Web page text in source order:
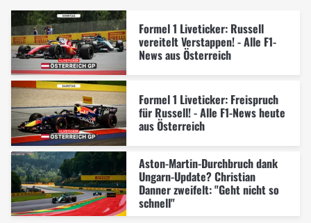
Formel 1 Liveticker: Russell
vereitelt Verstappen! - Alle F1-
News aus Österreich
Formel 1 Liveticker: Freispruch
für Russell! - Alle F1-News heute
aus Österreich
Aston-Martin-Durchbruch dank
Ungarn-Update? Christian
Danner zweifelt: "Geht nicht so
schnell"